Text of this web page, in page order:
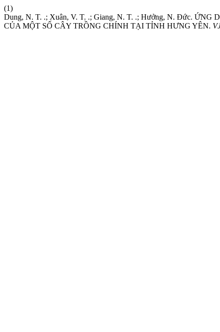
(1)
Dung, N. T. .; Xuân, V. T. .; Giang, N. T. .; Hưởng, N. Đức.
CỦA MỘT SỐ CÂY TRỒNG CHÍNH TẠI TỈNH HƯNG YÊN.